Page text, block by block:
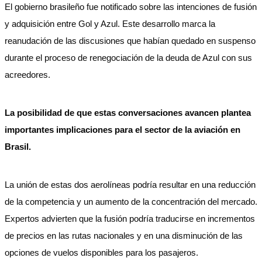
El gobierno brasileño fue notificado sobre las intenciones de fusión
y adquisición entre Gol y Azul. Este desarrollo marca la
reanudación de las discusiones que habían quedado en suspenso
durante el proceso de renegociación de la deuda de Azul con sus
acreedores.
La posibilidad de que estas conversaciones avancen plantea
importantes implicaciones para el sector de la aviación en
Brasil.
La unión de estas dos aerolíneas podría resultar en una reducción
de la competencia y un aumento de la concentración del mercado.
Expertos advierten que la fusión podría traducirse en incrementos
de precios en las rutas nacionales y en una disminución de las
opciones de vuelos disponibles para los pasajeros.